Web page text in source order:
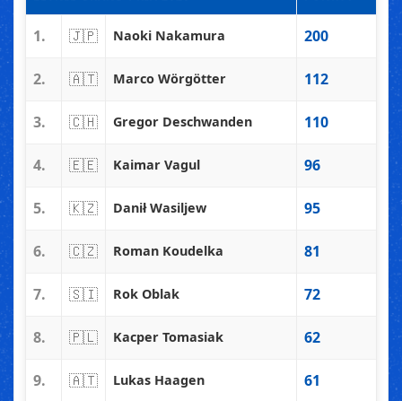
1. 🇯🇵 Naoki Nakamura 200
2. 🇦🇹 Marco Wörgötter 112
3. 🇨🇭 Gregor Deschwanden 110
4. 🇪🇪 Kaimar Vagul 96
5. 🇰🇿 Danił Wasiljew 95
6. 🇨🇿 Roman Koudelka 81
7. 🇸🇮 Rok Oblak 72
8. 🇵🇱 Kacper Tomasiak 62
9. 🇦🇹 Lukas Haagen 61